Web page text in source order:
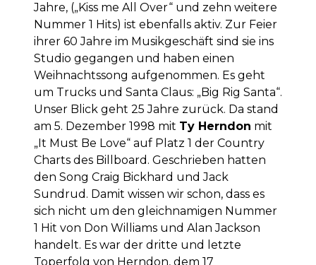
Jahre, („Kiss me All Over“ und zehn weitere
Nummer 1 Hits) ist ebenfalls aktiv. Zur Feier
ihrer 60 Jahre im Musikgeschäft sind sie ins
Studio gegangen und haben einen
Weihnachtssong aufgenommen. Es geht
um Trucks und Santa Claus: „Big Rig Santa“.
Unser Blick geht 25 Jahre zurück. Da stand
am 5. Dezember 1998 mit Ty Herndon mit
„It Must Be Love“ auf Platz 1 der Country
Charts des Billboard. Geschrieben hatten
den Song Craig Bickhard und Jack
Sundrud. Damit wissen wir schon, dass es
sich nicht um den gleichnamigen Nummer
1 Hit von Don Williams und Alan Jackson
handelt. Es war der dritte und letzte
Toperfolg von Herndon, dem 17